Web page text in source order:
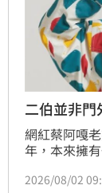
二伯並非
網紅蔡阿嘎
年，本來擁
漢，過往她
2026/08/02